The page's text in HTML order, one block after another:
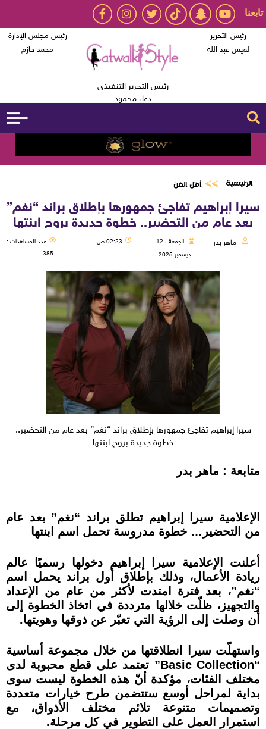
تابعنا
رئيس التحرير
لميس عبد الله
رئيس التحرير التنفيذى
دعاء محمود
رئيس مجلس الإدارة
محمد حازم
الرئيسية أهل الفن
سيرا إبراهيم تفاجئ جمهورها بإطلاق براند “نغم”
بعد عام من التحضير.. خطوة جديدة بروح ابنتها
ماهر بدر
الجمعة ، 12
ديسمبر 2025
02:23 ص
عدد المشاهدات :
385
سيرا إبراهيم تفاجئ جمهورها بإطلاق براند “نغم” بعد عام من التحضير..
خطوة جديدة بروح ابنتها
متابعة : ماهر بدر
الإعلامية سيرا إبراهيم تطلق براند “نغم” بعد عام
من التحضير… خطوة مدروسة تحمل اسم ابنتها
أعلنت الإعلامية سيرا إبراهيم دخولها رسميًا عالم
ريادة الأعمال، وذلك بإطلاق أول براند يحمل اسم
“نغم”، بعد فترة امتدت لأكثر من عام من الإعداد
والتجهيز، ظلّت خلالها مترددة في اتخاذ الخطوة إلى
أن وصلت إلى الرؤية التي تعبّر عن ذوقها وهويتها.
واستهلّت سيرا انطلاقتها من خلال مجموعة أساسية
“Basic Collection” تعتمد على قطع محبوبة لدى
مختلف الفئات، مؤكدة أنّ هذه الخطوة ليست سوى
بداية لمراحل أوسع ستتضمن طرح خيارات متعددة
وتصميمات متنوعة تلائم مختلف الأذواق، مع
استمرار العمل على التطوير في كل مرحلة.